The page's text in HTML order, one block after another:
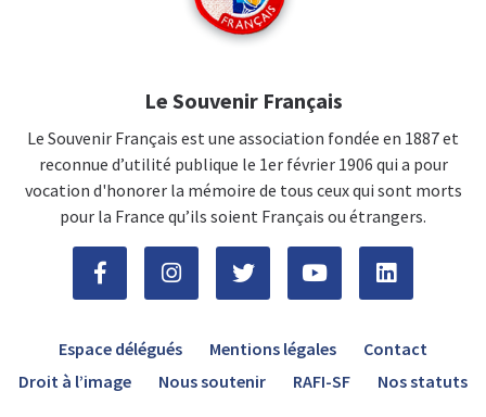
Le Souvenir Français
Le Souvenir Français est une association fondée en 1887 et
reconnue d’utilité publique le 1er février 1906 qui a pour
vocation d'honorer la mémoire de tous ceux qui sont morts
pour la France qu’ils soient Français ou étrangers.
Espace délégués Mentions légales
Contact
Droit à l’image
Nous soutenir RAFI-SF Nos statuts